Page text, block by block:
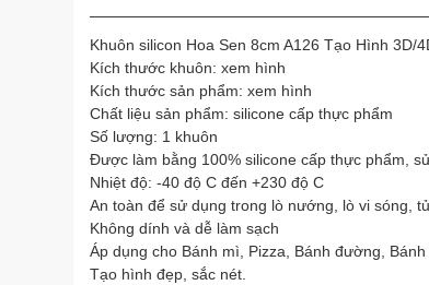
Khuôn silicon Hoa Sen 8cm A126 Tạo Hình 3D/
Kích thước khuôn: xem hình
Kích thước sản phẩm: xem hình
Chất liệu sản phẩm: silicone cấp thực phẩm
Số lượng: 1 khuôn
Được làm bằng 100% silicone cấp thực phẩm,
Nhiệt độ: -40 độ C đến +230 độ C
An toàn để sử dụng trong lò nướng, lò vi sóng,
Không dính và dễ làm sạch
Áp dụng cho Bánh mì, Pizza, Bánh đường,
Tạo hình đẹp, sắc nét.